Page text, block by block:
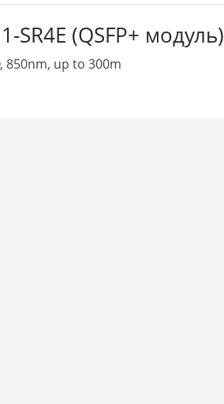
(QSFP+ модуль)
850nm, up to 300m